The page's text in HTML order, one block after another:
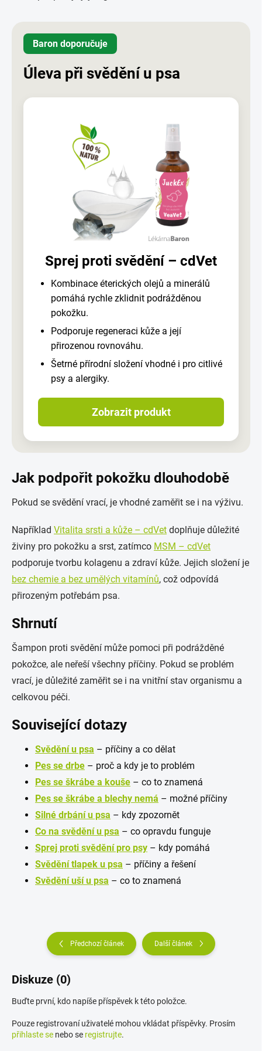
Baron doporučuje
Úleva při svědění u psa
Sprej proti svědění – cdVet
Kombinace éterických olejů a minerálů
pomáhá rychle zklidnit podrážděnou
pokožku.
Podporuje regeneraci kůže a její
přirozenou rovnováhu.
Šetrné přírodní složení vhodné i pro citlivé
psy a alergiky.
Zobrazit produkt
Jak podpořit pokožku dlouhodobě
Pokud se svědění vrací, je vhodné zaměřit se i na výživu.
Například Vitalita srsti a kůže – cdVet doplňuje důležité
živiny pro pokožku a srst, zatímco MSM – cdVet
podporuje tvorbu kolagenu a zdraví kůže. Jejich složení je
bez chemie a bez umělých vitamínů, což odpovídá
přirozeným potřebám psa.
Shrnutí
Šampon proti svědění může pomoci při podrážděné
pokožce, ale neřeší všechny příčiny. Pokud se problém
vrací, je důležité zaměřit se i na vnitřní stav organismu a
celkovou péči.
Související dotazy
Svědění u psa – příčiny a co dělat
Pes se drbe – proč a kdy je to problém
Pes se škrábe a kouše – co to znamená
Pes se škrábe a blechy nemá – možné příčiny
Silné drbání u psa – kdy zpozornět
Co na svědění u psa – co opravdu funguje
Sprej proti svědění pro psy – kdy pomáhá
Svědění tlapek u psa – příčiny a řešení
Svědění uší u psa – co to znamená
Předchozí článek Další článek
Diskuze (0)
Buďte první, kdo napíše příspěvek k této položce.
Pouze registrovaní uživatelé mohou vkládat příspěvky. Prosím
přihlaste se nebo se registrujte.